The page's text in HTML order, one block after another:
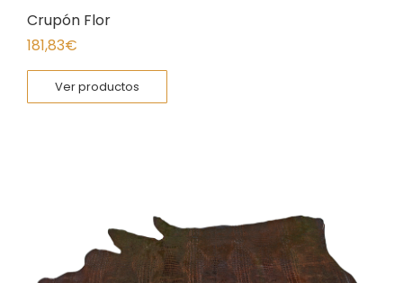
Crupón Flor
181,83€
Ver productos